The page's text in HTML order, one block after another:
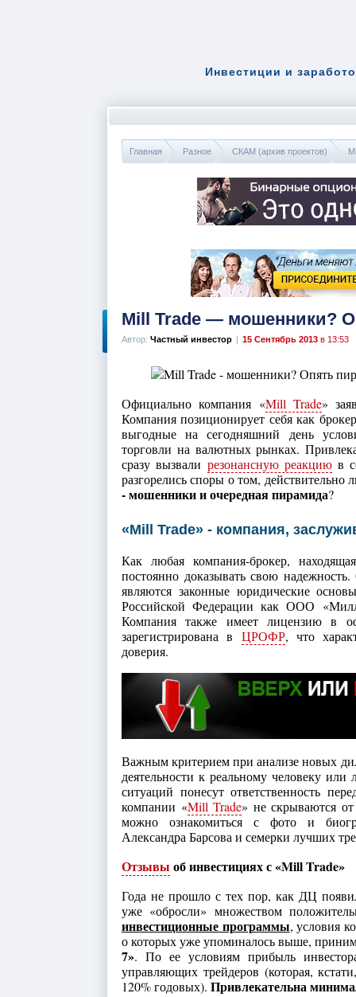
Инвестиции и
Главная Разное СКАМ (архив проектов)
Mill Trade — мошенники?
Автор: Частный инвестор | 15 Сентябрь 2013 в 13:53
Официально компания «Mill Trade»
Компания позиционирует себя как
выгодные на сегодняшний день
торговли на валютных рынках.
сразу вызвали резонансную реакциюв
разгорелись споры о том,
- мошенники и очередная пирамида?
«Mill Trade» - компания,
Как любая компания-брокер,
постоянно доказывать свою
являются законные юридические
Российской Федерации как ООО «Милл
Компания также имеет лицензию в
зарегистрирована в ЦРОФР, что
доверия.
Важным критерием при анализе новых
деятельности к реальному человеку
ситуаций понесут ответственность
компании «Mill Trade» не скрываются
можно ознакомиться с фото и
Александра Барсова и семерки лучших
Отзывы об инвестициях с «Mill Trade»
Года не прошло с тех пор, как ДЦ
уже «обросли» множеством
инвестиционные программы, условия
о которых уже упоминалось выше,
7». По ее условиям прибыль
управляющих трейдеров (которая,
120% годовых). Привлекательна